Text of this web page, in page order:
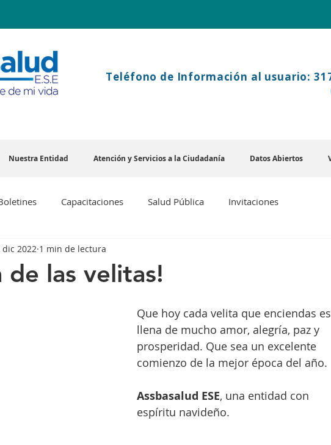
Teléfono de Información al usuario:
Nuestra Entidad Atención y Servicios a la Ciudadanía Datos Abiertos
Capacitaciones Salud Pública Invitaciones
de las velitas!
dic 2022 1 min de lectura
Que hoy cada velita que enciendas
llena de mucho amor, alegría, paz y
prosperidad. Que sea un excelente
comienzo de la mejor época del año.
Assbasalud ESE, una entidad con
espíritu navideño.